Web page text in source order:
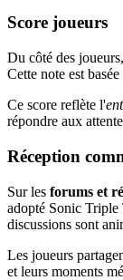
Score joueurs
Du côté des
Cette note est
Ce score reflète l'
répondre aux
Réception
Sur les forums et
adopté Sonic
discussions sont
Les joueurs
et leurs moments